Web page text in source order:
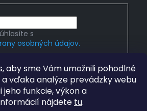
aby sme Vám umožnili pohodlné
vďaka analýze prevádzky webu
jeho funkcie, výkon a
nájdete tu.
s
osobných údajov.
mlady-vedec.sk . Všetky práva